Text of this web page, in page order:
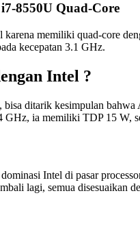
8550U Quad-Core
memiliki quad-core
kecepatan 3.1 GHz.
Intel ?
ditarik kesimpulan
ia memiliki TDP 15 W,
Intel di pasar
lagi, semua disesuaikan